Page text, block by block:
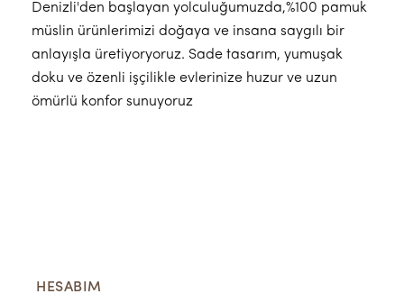
Denizli'den başlayan yolculuğumuzda,%100 pamuk
müslin ürünlerimizi doğaya ve insana saygılı bir
anlayışla üretiyoryoruz. Sade tasarım, yumuşak
doku ve özenli işçilikle evlerinize huzur ve uzun
ömürlü konfor sunuyoruz
HESABIM